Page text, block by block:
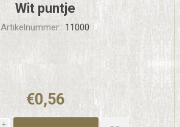
Wit puntje
Artikelnummer:: 11000
€0,56
i